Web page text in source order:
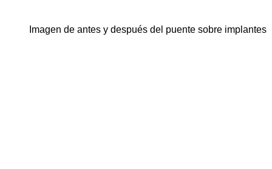
imagen de antes y después del puente sobre implantes